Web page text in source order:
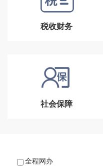
税收财务
社会保障
全程网办